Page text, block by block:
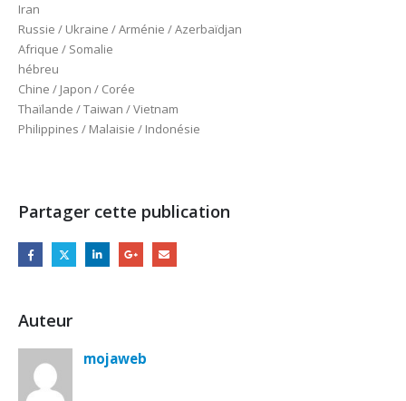
Iran
Russie / Ukraine / Arménie / Azerbaïdjan
Afrique / Somalie
hébreu
Chine / Japon / Corée
Thaïlande / Taiwan / Vietnam
Philippines / Malaisie / Indonésie
Partager cette publication
Auteur
mojaweb